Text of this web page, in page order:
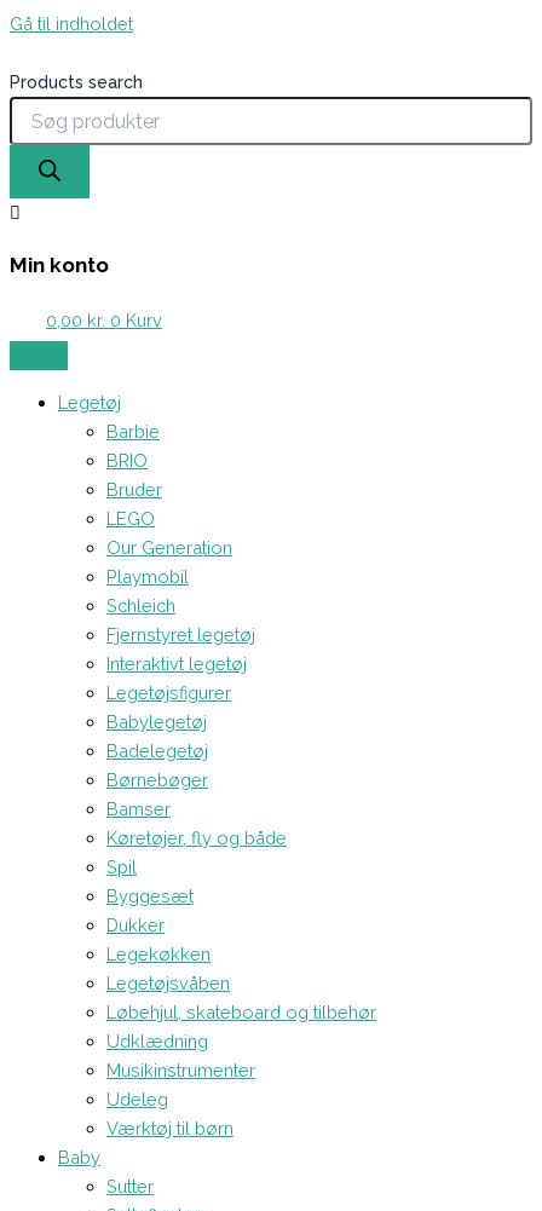
Gå til indholdet
Products search
Min konto
0,00 kr. 0 Kurv
Legetøj
Barbie
BRIO
Bruder
LEGO
Our Generation
Playmobil
Schleich
Fjernstyret legetøj
Interaktivt legetøj
Legetøjsfigurer
Babylegetøj
Badelegetøj
Børnebøger
Bamser
Køretøjer, fly og både
Spil
Byggesæt
Dukker
Legekøkken
Legetøjsvåben
Løbehjul, skateboard og tilbehør
Udklædning
Musikinstrumenter
Udeleg
Værktøj til børn
Baby
Sutter